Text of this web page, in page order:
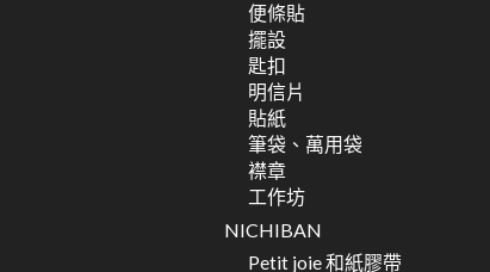
便條貼
擺設
匙扣
明信片
貼紙
筆袋、萬用袋
襟章
工作坊
NICHIBAN
Petit joie 和紙膠帶